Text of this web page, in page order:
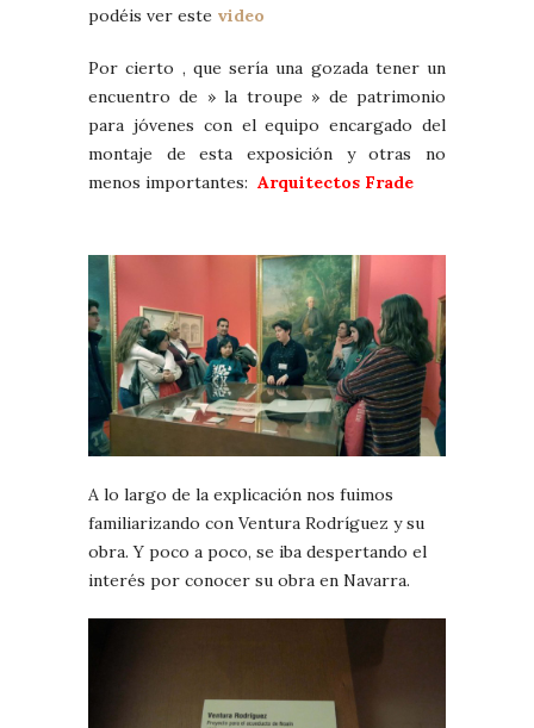
podéis ver este video
Por cierto , que sería una gozada tener un
encuentro de » la troupe » de patrimonio
para jóvenes con el equipo encargado del
montaje de esta exposición y otras no
menos importantes: Arquitectos Frade
A lo largo de la explicación nos fuimos
familiarizando con Ventura Rodríguez y su
obra. Y poco a poco, se iba despertando el
interés por conocer su obra en Navarra.